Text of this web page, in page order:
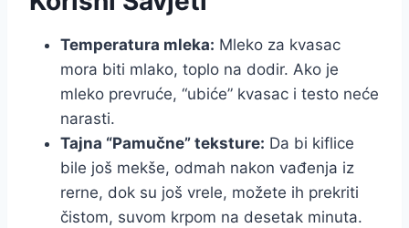
Temperatura mleka: Mleko za kvasac
mora biti mlako, toplo na dodir. Ako je
mleko prevruće, “ubiće” kvasac i testo neće
narasti.
Tajna “Pamučne” teksture: Da bi kiflice
bile još mekše, odmah nakon vađenja iz
rerne, dok su još vrele, možete ih prekriti
čistom, suvom krpom na desetak minuta.